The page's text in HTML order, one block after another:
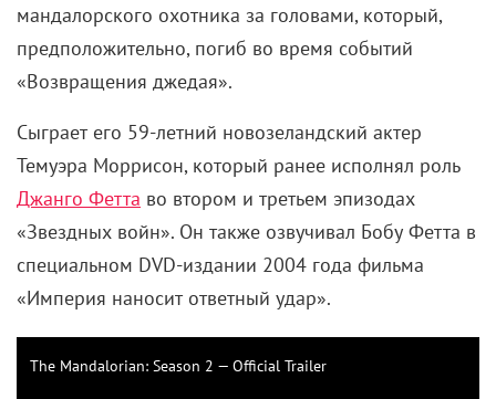
мандалорского охотника за головами, который,
предположительно, погиб во время событий
«Возвращения джедая».
Сыграет его 59-летний новозеландский актер
Темуэра Моррисон, который ранее исполнял роль
Джанго Фетта во втором и третьем эпизодах
«Звездных войн». Он также озвучивал Бобу Фетта в
специальном DVD-издании 2004 года фильма
«Империя наносит ответный удар».
The Mandalorian: Season 2 — Official Trailer